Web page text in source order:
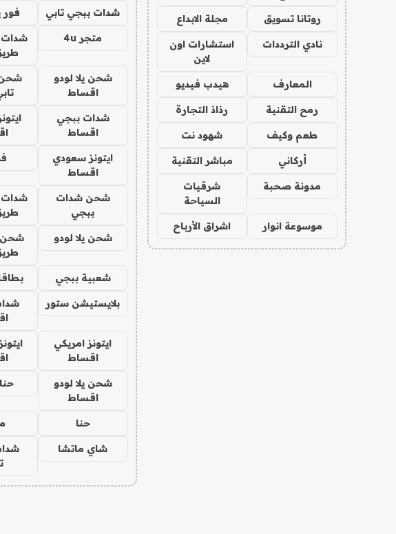
روتانا تسويق مجلة الابداع
نادي الترددات
استشارات اون
لاين
المعارف هيدب فيديو
رمح التقنية رذاذ التجارة
طعم وكيف شهود نت
أركاني مباشر التقنية
مدونة صحبة
شرقيات
السياحة
موسوعة انوار اشراق الأرباح
شدات ببجي تابي فور
متجر 4u
شدات
شحن يلا لودو
اقساط
شحن
شدات ببجي
اقساط
ايتونز سعودي
اقساط
شحن شدات
ببجي
شدات
شحن يلا لودو
شحن
شعبية ببجي
بلايستيشن ستور
ايتونز امريكي
اقساط
شحن يلا لودو
اقساط
حنا
شاي ماتشا